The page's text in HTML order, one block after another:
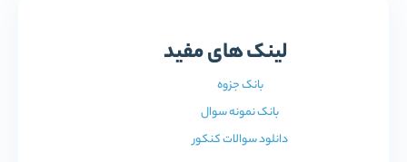
لینک های مفید
بانک جزوه
بانک نمونه سوال
دانلود سوالات کنکور